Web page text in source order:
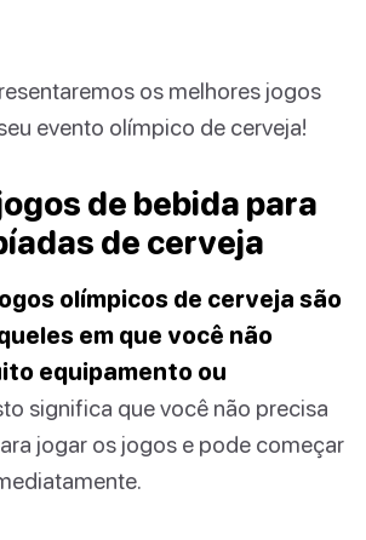
os melhores jogos
evento olímpico de cerveja!
de bebida para
de cerveja
olímpicos de cerveja são
em que você não
equipamento ou
significa que você não precisa
jogar os jogos e pode começar